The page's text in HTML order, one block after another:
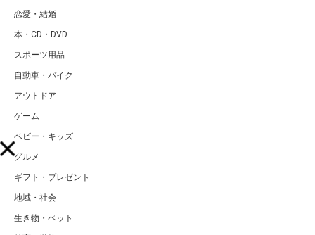
恋愛・結婚
本・CD・DVD
スポーツ用品
自動車・バイク
アウトドア
ゲーム
ベビー・キッズ
グルメ
ギフト・プレゼント
地域・社会
生き物・ペット